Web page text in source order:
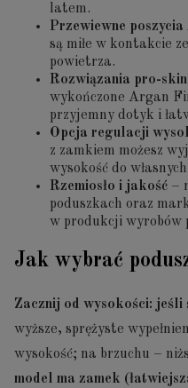
latem.
Przewiewne poszycia
są miłe w kontakcie
powietrza.
Rozwiązania pro-skin
wykończone Argan
przyjemny dotyk i
Opcja regulacji
z zamkiem możesz
wysokość do
Rzemiosło i jakość –
poduszkach oraz
w produkcji wyrobów
Jak wybrać
Zacznij od wysokości: jeśli
wyższe, sprężyste
wysokość; na brzuchu –
model ma zamek